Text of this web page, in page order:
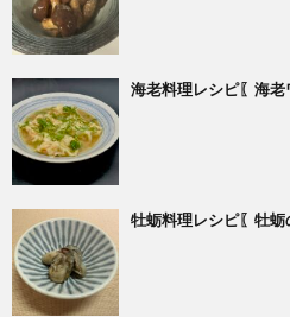
海老料理レシピ〖海老
牡蛎料理レシピ〖牡蛎